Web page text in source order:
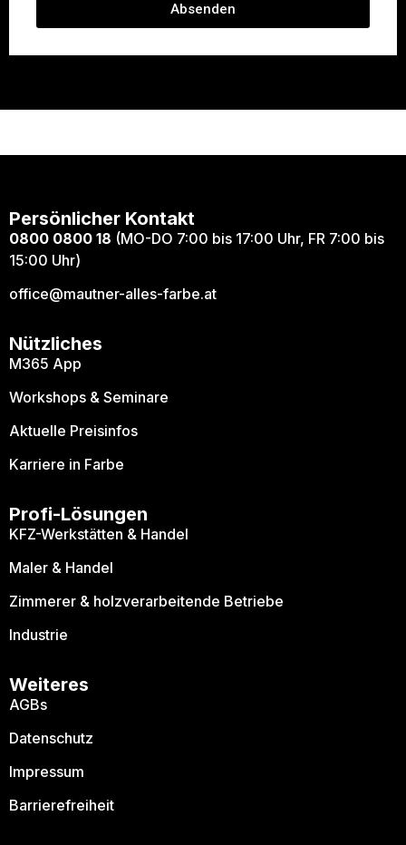
Absenden
Persönlicher Kontakt
0800 0800 18 (MO-DO 7:00 bis 17:00 Uhr, FR 7:00 bis
15:00 Uhr)
office@mautner-alles-farbe.at
Nützliches
M365 App
Workshops & Seminare
Aktuelle Preisinfos
Karriere in Farbe
Profi-Lösungen
KFZ-Werkstätten & Handel
Maler & Handel
Zimmerer & holzverarbeitende Betriebe
Industrie
Weiteres
AGBs
Datenschutz
Impressum
Barrierefreiheit